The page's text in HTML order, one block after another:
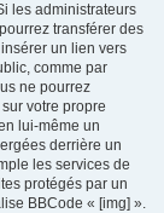
les administrateurs
transférer des
un lien vers
comme par
ne pourrez
votre propre
lui-même un
derrière un
les services de
protégés par un
BBCode « [img] ».